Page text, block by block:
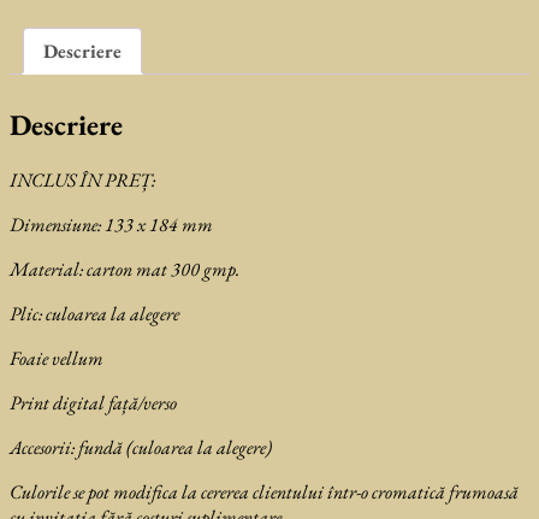
Descriere
Descriere
INCLUS ÎN PREȚ:
Dimensiune: 133 x 184 mm
Material: carton mat 300 gmp.
Plic: culoarea la alegere
Foaie vellum
Print digital față/verso
Accesorii: fundă (culoarea la alegere)
Culorile se pot modifica la cererea clientului într-o cromatică frumoasă